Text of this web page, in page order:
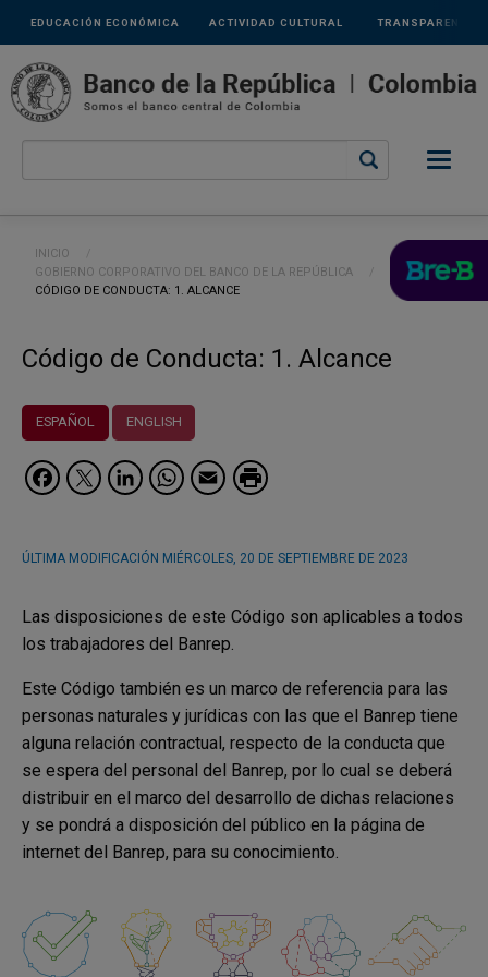
Pasar al contenido principal
Links
secundarios
ACTIVIDAD CULTURAL
EDUCACIÓN ECONÓMICA TRANSPARENCIA
Ruta de navegación
INICIO
GOBIERNO CORPORATIVO DEL BANCO DE LA REPÚBLICA
CURRENT:
CÓDIGO DE CONDUCTA: 1. ALCANCE
Código de Conducta: 1. Alcance
ESPAÑOL ENGLISH
Facebook
Twitter
LinkedIn
WhatsApp
Email
ÚLTIMA MODIFICACIÓN MIÉRCOLES, 20 DE SEPTIEMBRE DE 2023
Las disposiciones de este Código son aplicables a todos
los trabajadores del Banrep.
Este Código también es un marco de referencia para las
personas naturales y jurídicas con las que el Banrep tiene
alguna relación contractual, respecto de la conducta que
se espera del personal del Banrep, por lo cual se deberá
distribuir en el marco del desarrollo de dichas relaciones
y se pondrá a disposición del público en la página de
internet del Banrep, para su conocimiento.